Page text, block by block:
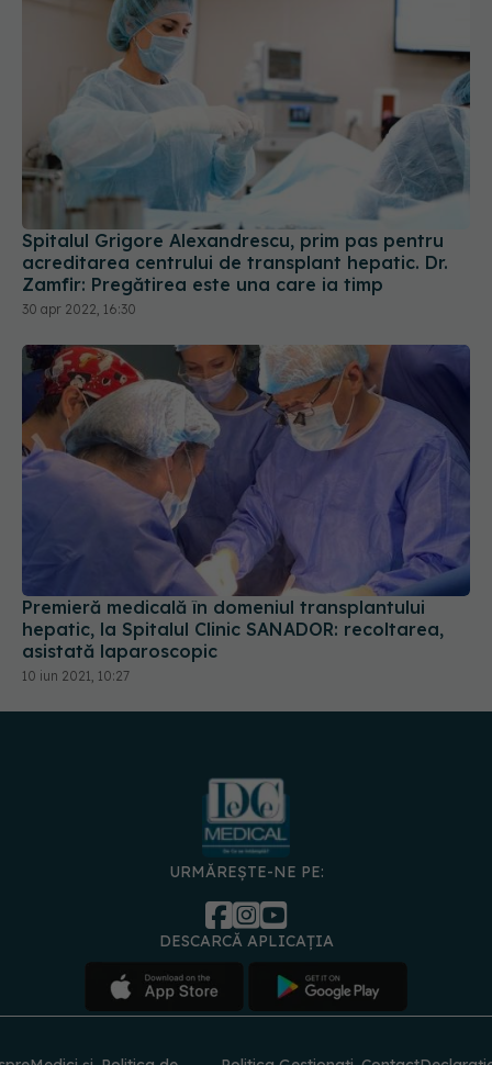
Spitalul Grigore Alexandrescu, prim pas pentru
acreditarea centrului de transplant hepatic. Dr.
Zamfir: Pregătirea este una care ia timp
30 apr 2022, 16:30
Premieră medicală în domeniul transplantului
hepatic, la Spitalul Clinic SANADOR: recoltarea,
asistată laparoscopic
10 iun 2021, 10:27
URMĂREȘTE-NE PE:
DESCARCĂ APLICAȚIA